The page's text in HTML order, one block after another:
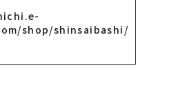
shop/shinsaibashi/